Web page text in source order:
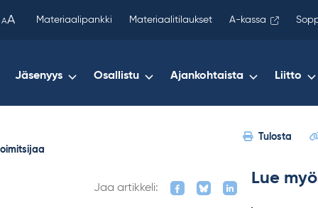
AA Materiaalipankki Materiaalitilaukset A-kassa
Jäsenyys Osallistu Ajankohtaista Liitto
Tulosta
Jaa artikkeli:
Lue
copied
your
clipboard.)